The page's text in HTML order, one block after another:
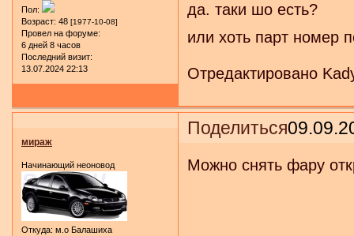
Пол:
Возраст: 48 [1977-10-08]
Провел на форуме:
6 дней 8 часов
Последний визит:
13.07.2024 22:13
да. таки шо есть?
или хоть парт номер
Отредактировано
Поделиться
мираж
Начинающий неоновод
Откуда: м.о Балашиха
Можно снять фару